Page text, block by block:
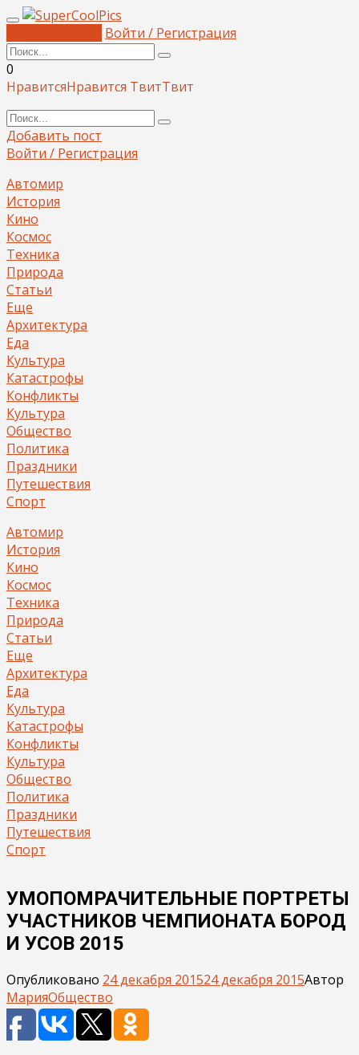
Войти / Регистрация
0
НравитсяНравится ТвитТвит
Добавить пост
Войти / Регистрация
Автомир
История
Кино
Космос
Техника
Природа
Статьи
Еще
Архитектура
Еда
Культура
Катастрофы
Конфликты
Культура
Общество
Политика
Праздники
Путешествия
Спорт
Автомир
История
Кино
Космос
Техника
Природа
Статьи
Еще
Архитектура
Еда
Культура
Катастрофы
Конфликты
Культура
Общество
Политика
Праздники
Путешествия
Спорт
УМОПОМРАЧИТЕЛЬНЫЕ ПОРТРЕТЫ
УЧАСТНИКОВ ЧЕМПИОНАТА БОРОД
И УСОВ 2015
Опубликовано 24 декабря 201524 декабря 2015Автор
МарияОбщество